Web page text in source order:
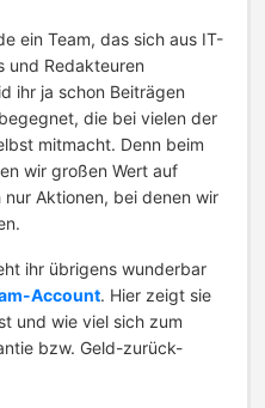
ein Team, das sich aus IT-
und Redakteuren
ihr ja schon Beiträgen
die bei vielen der
mitmacht. Denn beim
wir großen Wert auf
nur Aktionen, bei denen wir
ihr übrigens wunderbar
Account. Hier zeigt sie
und wie viel sich zum
bzw. Geld-zurück-